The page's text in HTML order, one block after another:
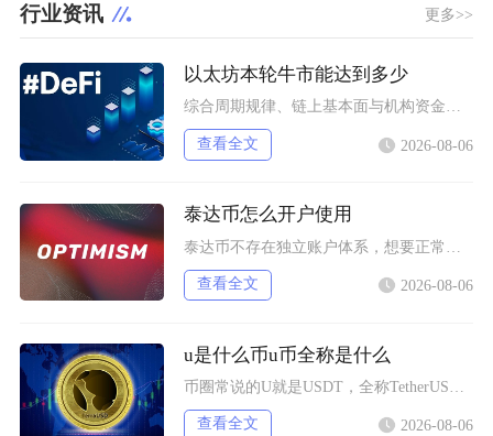
行业资讯 更多>>
以太坊本轮牛市能达到多少
综合周期规律、链上基本面与机构资金预期，以太坊本轮牛市基准冲顶区间在8000至12000美
查看全文 2026-08-06
泰达币怎么开户使用
查看全文 2026-08-06
u是什么币u币全称是什么
查看全文 2026-08-06